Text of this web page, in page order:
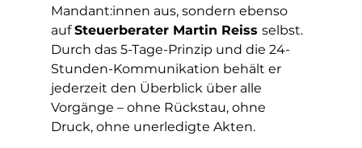
Mandant:innen aus, sondern ebenso
auf Steuerberater Martin Reiss selbst.
Durch das 5-Tage-Prinzip und die 24-
Stunden-Kommunikation behält er
jederzeit den Überblick über alle
Vorgänge – ohne Rückstau, ohne
Druck, ohne unerledigte Akten.